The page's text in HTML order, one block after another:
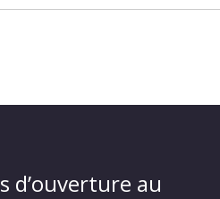
d’ouverture au